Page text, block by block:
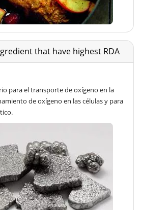
that have highest RDA
para el transporte de oxígeno en la
de oxígeno en las células y para